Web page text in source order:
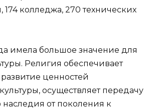
колледжа, 270 технических
имела большое значение для
Религия обеспечивает
ценностей
осуществляет передачу
наследия от поколения к